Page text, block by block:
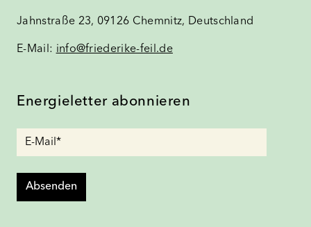
Jahnstraße 23, 09126 Chemnitz, Deutschland
E-Mail: info@friederike-feil.de
Energieletter abonnieren
Absenden